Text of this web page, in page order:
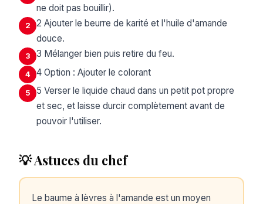
ne doit pas bouillir).
2
2 Ajouter le beurre de karité et l'huile d'amande
douce.
3 3 Mélanger bien puis retire du feu.
4 4 Option : Ajouter le colorant
5
5 Verser le liquide chaud dans un petit pot propre
et sec, et laisse durcir complètement avant de
pouvoir l'utiliser.
💡 Astuces du chef
Le baume à lèvres à l'amande est un moyen